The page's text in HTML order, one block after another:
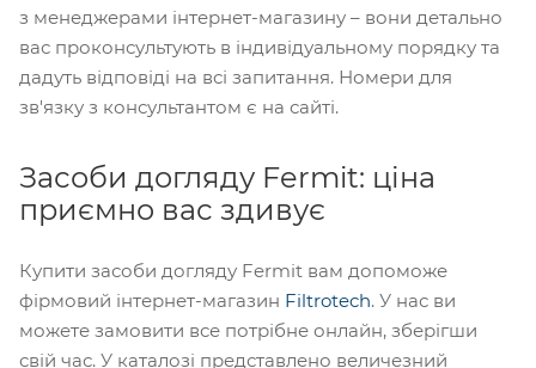
з менеджерами інтернет-магазину – вони детально
вас проконсультують в індивідуальному порядку та
дадуть відповіді на всі запитання. Номери для
зв'язку з консультантом є на сайті.
Засоби догляду Fermit: ціна
приємно вас здивує
Купити засоби догляду Fermit вам допоможе
фірмовий інтернет-магазин Filtrotech. У нас ви
можете замовити все потрібне онлайн, зберігши
свій час. У каталозі представлено величезний